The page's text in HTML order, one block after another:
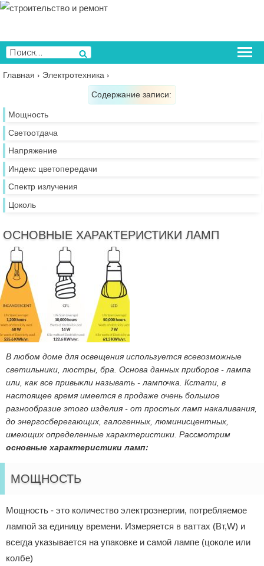
Перейти
содержимому
Искать:
Поиск
Главная › Электротехника ›
Содержание записи:
Мощность
Светоотдача
Напряжение
Индекс цветопередачи
Спектр излучения
Цоколь
ОСНОВНЫЕ ХАРАКТЕРИСТИКИ ЛАМП
В любом доме для освещения используется всевозможные
светильники, люстры, бра. Основа данных приборов - лампа
или, как все привыкли называть - лампочка. Кстати, в
настоящее время имеется в продаже очень большое
разнообразие этого изделия - от простых ламп накаливания,
до энергосберегающих, галогенных, люминисцентных,
имеющих определенные характеристики. Рассмотрим
основные характеристики ламп:
МОЩНОСТЬ
Мощность - это количество электроэнергии, потребляемое
лампой за единицу времени. Измеряется в ваттах (Вт,W) и
всегда указывается на упаковке и самой лампе (цоколе или
колбе)